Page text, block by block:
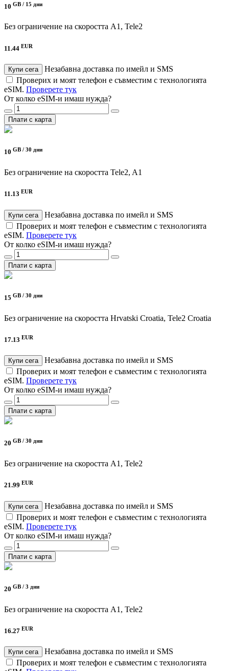
10 GB / 15 дни
Без ограничение на скоростта A1, Tele2
11.44 EUR
Купи сега
Незабавна доставка по имейл и SMS
Проверих и моят телефон е съвместим с технологията
eSIM. Проверете тук
От колко eSIM-и имаш нужда?
Плати с карта
10 GB / 30 дни
Без ограничение на скоростта Tele2, A1
11.13 EUR
Купи сега
Незабавна доставка по имейл и SMS
Проверих и моят телефон е съвместим с технологията
eSIM. Проверете тук
От колко eSIM-и имаш нужда?
Плати с карта
15 GB / 30 дни
Без ограничение на скоростта Hrvatski Croatia, Tele2 Croatia
17.13 EUR
Купи сега
Незабавна доставка по имейл и SMS
Проверих и моят телефон е съвместим с технологията
eSIM. Проверете тук
От колко eSIM-и имаш нужда?
Плати с карта
20 GB / 30 дни
Без ограничение на скоростта A1, Tele2
21.99 EUR
Купи сега
Незабавна доставка по имейл и SMS
Проверих и моят телефон е съвместим с технологията
eSIM. Проверете тук
От колко eSIM-и имаш нужда?
Плати с карта
20 GB / 3 дни
Без ограничение на скоростта A1, Tele2
16.27 EUR
Купи сега
Незабавна доставка по имейл и SMS
Проверих и моят телефон е съвместим с технологията